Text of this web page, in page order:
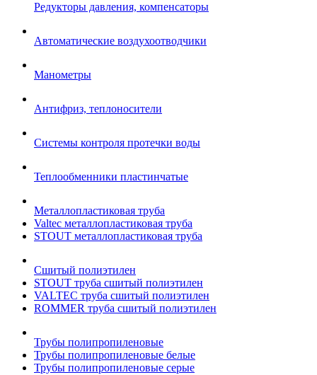
Редукторы давления, компенсаторы
Автоматические воздухоотводчики
Манометры
Антифриз, теплоносители
Системы контроля протечки воды
Теплообменники пластинчатые
Металлопластиковая труба
Valtec металлопластиковая труба
STOUT металлопластиковая труба
Сшитый полиэтилен
STOUT труба сшитый полиэтилен
VALTEC труба сшитый полиэтилен
ROMMER труба сшитый полиэтилен
Трубы полипропиленовые
Трубы полипропиленовые белые
Трубы полипропиленовые серые